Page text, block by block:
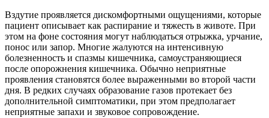
Вздутие проявляется дискомфортными ощущениями, которые
пациент описывает как распирание и тяжесть в животе. При
этом на фоне состояния могут наблюдаться отрыжка, урчание,
понос или запор. Многие жалуются на интенсивную
болезненность и спазмы кишечника, самоустраняющиеся
после опорожнения кишечника. Обычно неприятные
проявления становятся более выраженными во второй части
дня. В редких случаях образование газов протекает без
дополнительной симптоматики, при этом предполагает
неприятные запахи и звуковое сопровождение.